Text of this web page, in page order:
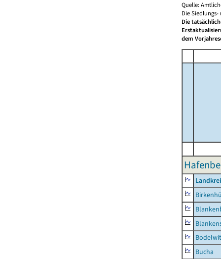
Quelle:
Die
Die
dem
Bucha